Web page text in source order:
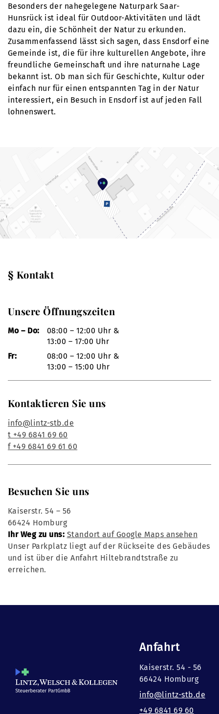
Besonders der nahegelegene Naturpark Saar-
Hunsrück ist ideal für Outdoor-Aktivitäten und lädt
dazu ein, die Schönheit der Natur zu erkunden.
Zusammenfassend lässt sich sagen, dass Ensdorf eine
Gemeinde ist, die für ihre kulturellen Angebote, ihre
freundliche Gemeinschaft und ihre naturnahe Lage
bekannt ist. Ob man sich für Geschichte, Kultur oder
einfach nur für einen entspannten Tag in der Natur
interessiert, ein Besuch in Ensdorf ist auf jeden Fall
lohnenswert.
§ Kontakt
Unsere Öffnungszeiten
Mo – Do:
08:00 – 12:00 Uhr &
13:00 – 17:00 Uhr
Fr:
08:00 – 12:00 Uhr &
13:00 – 15:00 Uhr
Kontaktieren Sie uns
info@lintz-stb.de
t +49 6841 69 60
f +49 6841 69 61 60
Besuchen Sie uns
Kaiserstr. 54 – 56
66424 Homburg
Ihr Weg zu uns: Standort auf Google Maps ansehen
Unser Parkplatz liegt auf der Rückseite des Gebäudes
und ist über die Anfahrt Hiltebrandtstraße zu
erreichen.
Anfahrt
Kaiserstr. 54 - 56
66424 Homburg
info@lintz-stb.de
+49 6841 69 60